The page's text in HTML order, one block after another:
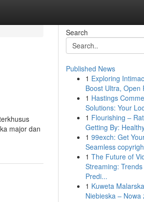
major dan
Search
Published News
1 Exploring
Boost Ultra, Open
1 Hastings
Solutions: Your
1 Flourishing –
Getting By:
1 99exch: Get
Seamless
1 The Future of
Streaming:
Predi...
1 Kuweta
Niebieska – Nowa